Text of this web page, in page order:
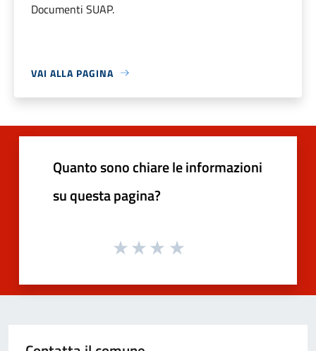
Documenti SUAP.
VAI ALLA PAGINA
Quanto sono chiare le informazioni
su questa pagina?